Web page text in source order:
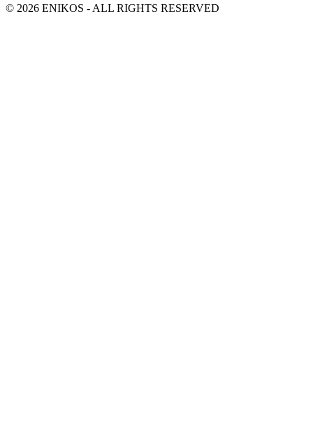
© 2026 ENIKOS - ALL RIGHTS RESERVED